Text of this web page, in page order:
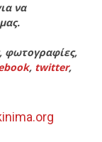
να
φωτογραφίες,
, twitter,